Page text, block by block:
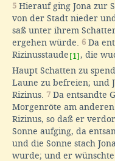
5 Hierauf ging Jona zur
von der Stadt nieder
saß unter ihrem
ergehen würde. 6 Da
Rizinusstaude [1], die
Haupt Schatten zu
Laune zu befreien; und
Rizinus. 7 Da entsandte
Morgenröte am
Rizinus, so daß er
Sonne aufging, da
und die Sonne stach
wurde; und er